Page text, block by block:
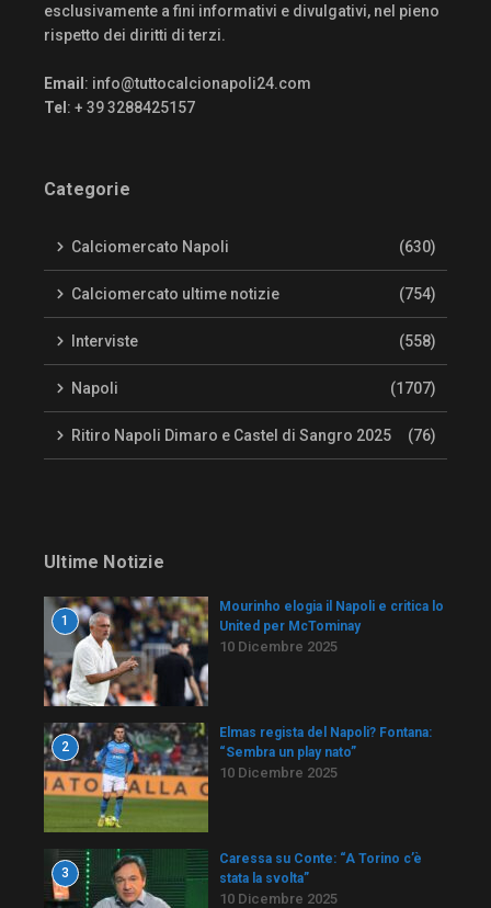
esclusivamente a fini informativi e divulgativi, nel pieno
rispetto dei diritti di terzi.
Email: info@tuttocalcionapoli24.com
Tel: + 39 3288425157
Categorie
Calciomercato Napoli (630)
Calciomercato ultime notizie (754)
Interviste (558)
Napoli (1707)
Ritiro Napoli Dimaro e Castel di Sangro 2025 (76)
Ultime Notizie
1
Mourinho elogia il Napoli e critica lo
United per McTominay
10 Dicembre 2025
2
Elmas regista del Napoli? Fontana:
“Sembra un play nato”
10 Dicembre 2025
3
Caressa su Conte: “A Torino c’è
stata la svolta”
10 Dicembre 2025